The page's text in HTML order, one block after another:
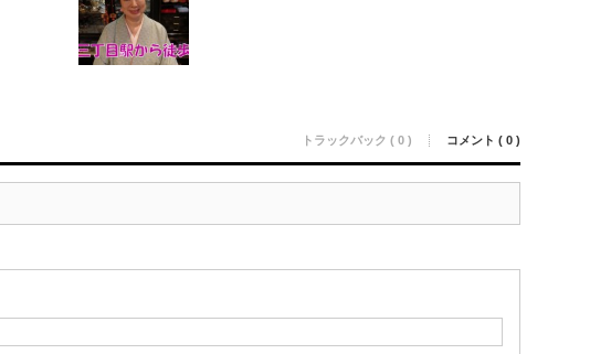
トラックバック ( 0 ) コメント ( 0 )